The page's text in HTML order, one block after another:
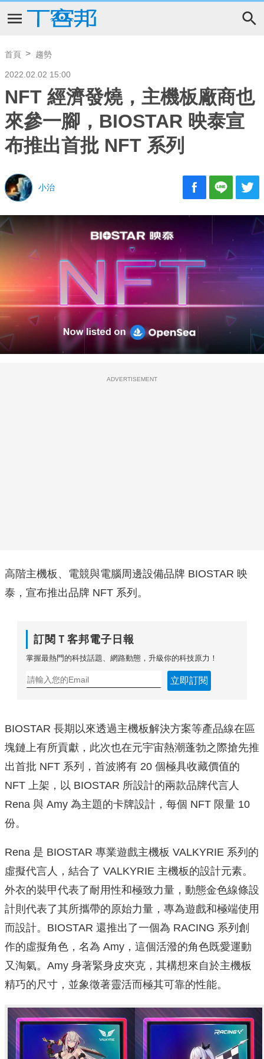
首頁 趨勢
2022.02.02 15:00
NFT 經濟發燒，主機板廠商也
來參一腳，BIOSTAR 映泰宣
布推出首批 NFT 系列
小治
ADVERTISEMENT
高階主機板、電競與電腦周邊設備品牌 BIOSTAR 映
泰，宣布推出品牌 NFT 系列。
訂閱Ｔ客邦電子日報
掌握最熱門的科技話題、網路動態，升級你的科技原力！
立即訂閱
BIOSTAR 長期以來透過主機板解決方案等產品線在區
塊鏈上有所貢獻，此次也在元宇宙熱潮蓬勃之際搶先推
出首批 NFT 系列，首波將有 20 個極具收藏價值的
NFT 上架，以 BIOSTAR 所設計的兩款品牌代言人
Rena 與 Amy 為主題的卡牌設計，每個 NFT 限量 10
份。
Rena 是 BIOSTAR 專業遊戲主機板 VALKYRIE 系列的
虛擬代言人，結合了 VALKYRIE 主機板的設計元素。
外衣的裝甲代表了耐用性和極致力量，動態金色線條設
計則代表了其所攜帶的原始力量，專為遊戲和極端使用
而設計。BIOSTAR 還推出了一個為 RACING 系列創
作的虛擬角色，名為 Amy，這個活潑的角色既愛運動
又淘氣。Amy 身著緊身皮夾克，其構想來自於主機板
精巧的尺寸，並象徵著靈活而極其可靠的性能。